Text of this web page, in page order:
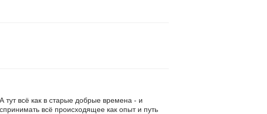
тут всё как в старые добрые времена - и
всё происходящее как опыт и путь